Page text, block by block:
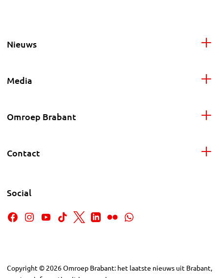
Nieuws
Media
Omroep Brabant
Contact
Social
Copyright © 2026Omroep Brabant: het laatste nieuws uit Brabant,